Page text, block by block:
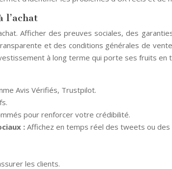
l’achat
Afficher des preuves sociales, des
et des conditions générales de
à long terme qui porte ses fruits
Avis Vérifiés, Trustpilot.
pour renforcer votre crédibilité.
: Affichez en temps réel des tweets ou des
les clients.